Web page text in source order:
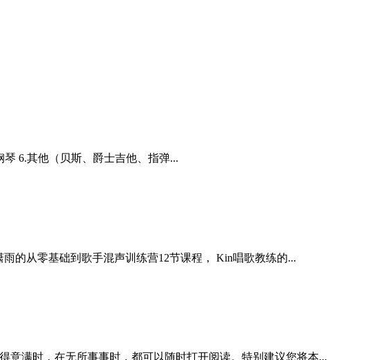
6.其他（贝斯、爵士吉他、指弹...
的从零基础到歌手混声训练营12节课程， Kin唱歌教练的...
意满时，在无所事事时，都可以随时打开阅读。特别建议您将本...